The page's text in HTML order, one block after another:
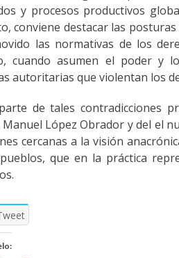
y procesos productivos
conviene destacar las
las normativas de los
cuando asumen el poder y
autoritarias que violentan los
de tales contradicciones
López Obrador y del el
cercanas a la visión
que en la práctica